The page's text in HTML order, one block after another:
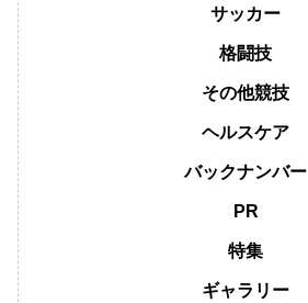
サッカー
格闘技
その他競技
ヘルスケア
バックナンバー
PR
特集
ギャラリー